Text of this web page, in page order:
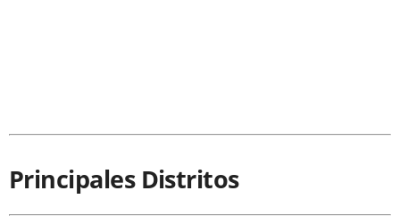
Principales Distritos